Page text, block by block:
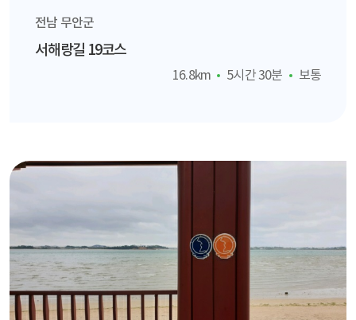
전남 무안군
서해랑길 19코스
16.8km 5시간 30분 보통